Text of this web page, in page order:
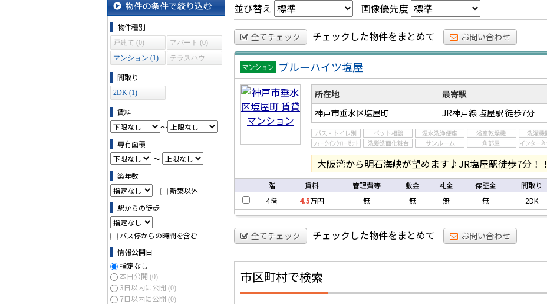
物件の条件で絞り込む
物件種別
戸建て (0)
アパート (0)
マンション (1)
テラスハウ
間取り
2DK (1)
賃料
～
専有面積
～
築年数
新築以外
駅からの徒歩
バス停からの時間を含む
情報公開日
指定なし
本日公開 (0)
3日以内に公開 (0)
7日以内に公開 (0)
並び替え
画像優先度
全てチェック チェックした物件をまとめて お問い合わせ
賃貸マ
ンショ
ン
ブルーハイツ塩屋
所在地 最寄駅
神戸市垂水区塩屋町
JR神戸線 塩屋駅 徒歩7分
大阪湾から明石海峡が望めます♪JR塩屋駅徒歩7分！！
階 賃料 管理費等 敷金 礼金 保証金 間取り
4階
4.5万円 無 無 無 無 2DK
全てチェック チェックした物件をまとめて お問い合わせ
市区町村で検索